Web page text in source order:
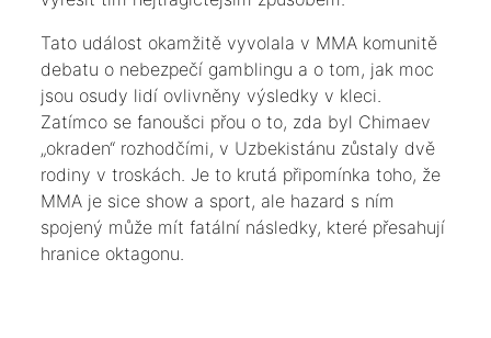
​Tato událost okamžitě vyvolala v MMA komunitě
debatu o nebezpečí gamblingu a o tom, jak moc
jsou osudy lidí ovlivněny výsledky v kleci.
Zatímco se fanoušci přou o to, zda byl Chimaev
„okraden“ rozhodčími, v Uzbekistánu zůstaly dvě
rodiny v troskách. Je to krutá připomínka toho, že
MMA je sice show a sport, ale hazard s ním
spojený může mít fatální následky, které přesahují
hranice oktagonu.